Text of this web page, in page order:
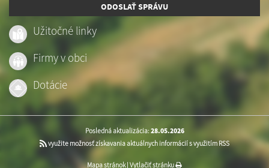
ODOSLAŤ SPRÁVU
Užitočné linky
Firmy v obci
Dotácie
Posledná aktualizácia: 28.05.2026
využite možnosť získavania aktuálnych informácií s využitím RSS
Mapa stránok| Vytlačiť stránku